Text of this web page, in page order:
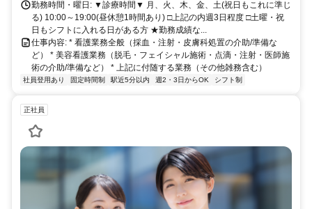
勤務時間・曜日: ▼診療時間▼ 月、火、木、金、土(祝日もこれに準じ
る) 10:00～19:00(昼休憩1時間あり) □上記の内週3日程度 □土曜・祝
日もシフトに入れる日がある方 ★勤務成績な...
仕事内容: * 看護業務全般（採血・注射・皮膚科処置の介助/準備な
ど） * 美容看護業務（脱毛・フェイシャル施術・点滴・注射・医師施
術の介助/準備など） * 上記に付随する業務（その他雑務含む）
社員登用あり 固定時間制 駅近5分以内 週2・3日からOK シフト制
正社員